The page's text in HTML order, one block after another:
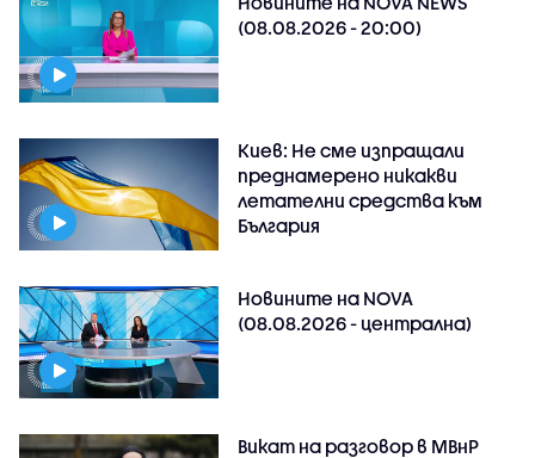
(08.08.2026 - 20:00)
Киев: Не сме изпращали
преднамерено никакви
летателни средства към
България
Новините на NOVA
(08.08.2026 - централна)
Викат на разговор в МВнР